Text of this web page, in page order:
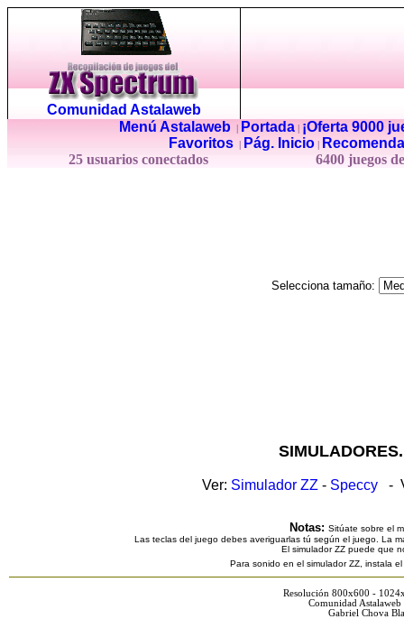
Comunidad Astalaweb
Menú Astalaweb| Portada|
¡Oferta 9000
Favoritos
Pág. Inicio
25 usuarios conectados
6400 juegos
Selecciona tamaño:
Ver: Simulador ZZ - Speccy -
Notas: Sitúate sobre el
Las teclas del juego debes averiguarlas tú según el juego. La
El simulador ZZ puede que
Para sonido en el simulador ZZ, instala
Resolución 800x600 -
Comunidad
Gabriel Chova